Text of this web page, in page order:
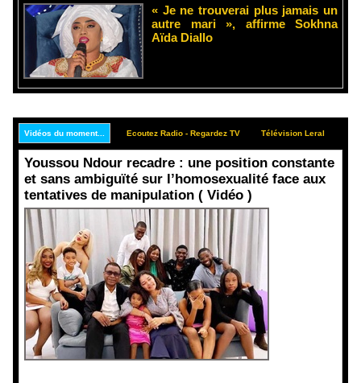
« Je ne trouverai plus jamais un
autre mari », affirme Sokhna
Aïda Diallo
Vidéos du moment... Ecoutez Radio - Regardez TV Télévision Leral
Youssou Ndour recadre : une position constante
et sans ambiguïté sur l’homosexualité face aux
tentatives de manipulation ( Vidéo )